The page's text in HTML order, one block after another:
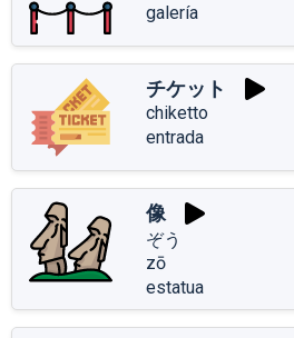
galería
チケット
chiketto
entrada
像
ぞう
zō
estatua